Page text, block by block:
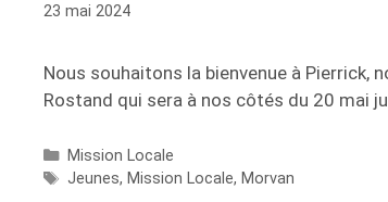
23 mai 2024
Nous souhaitons la bienvenue à Pierrick,
Rostand qui sera à nos côtés du 20 mai
Mission Locale
Jeunes, Mission Locale, Morvan